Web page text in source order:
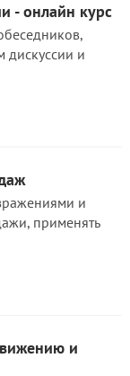
- онлайн курс
дискуссии и
и
применять
и